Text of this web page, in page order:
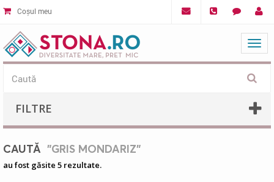
Coșul meu
FILTRE
CAUTĂ "GRIS MONDARIZ"
au fost găsite 5 rezultate.